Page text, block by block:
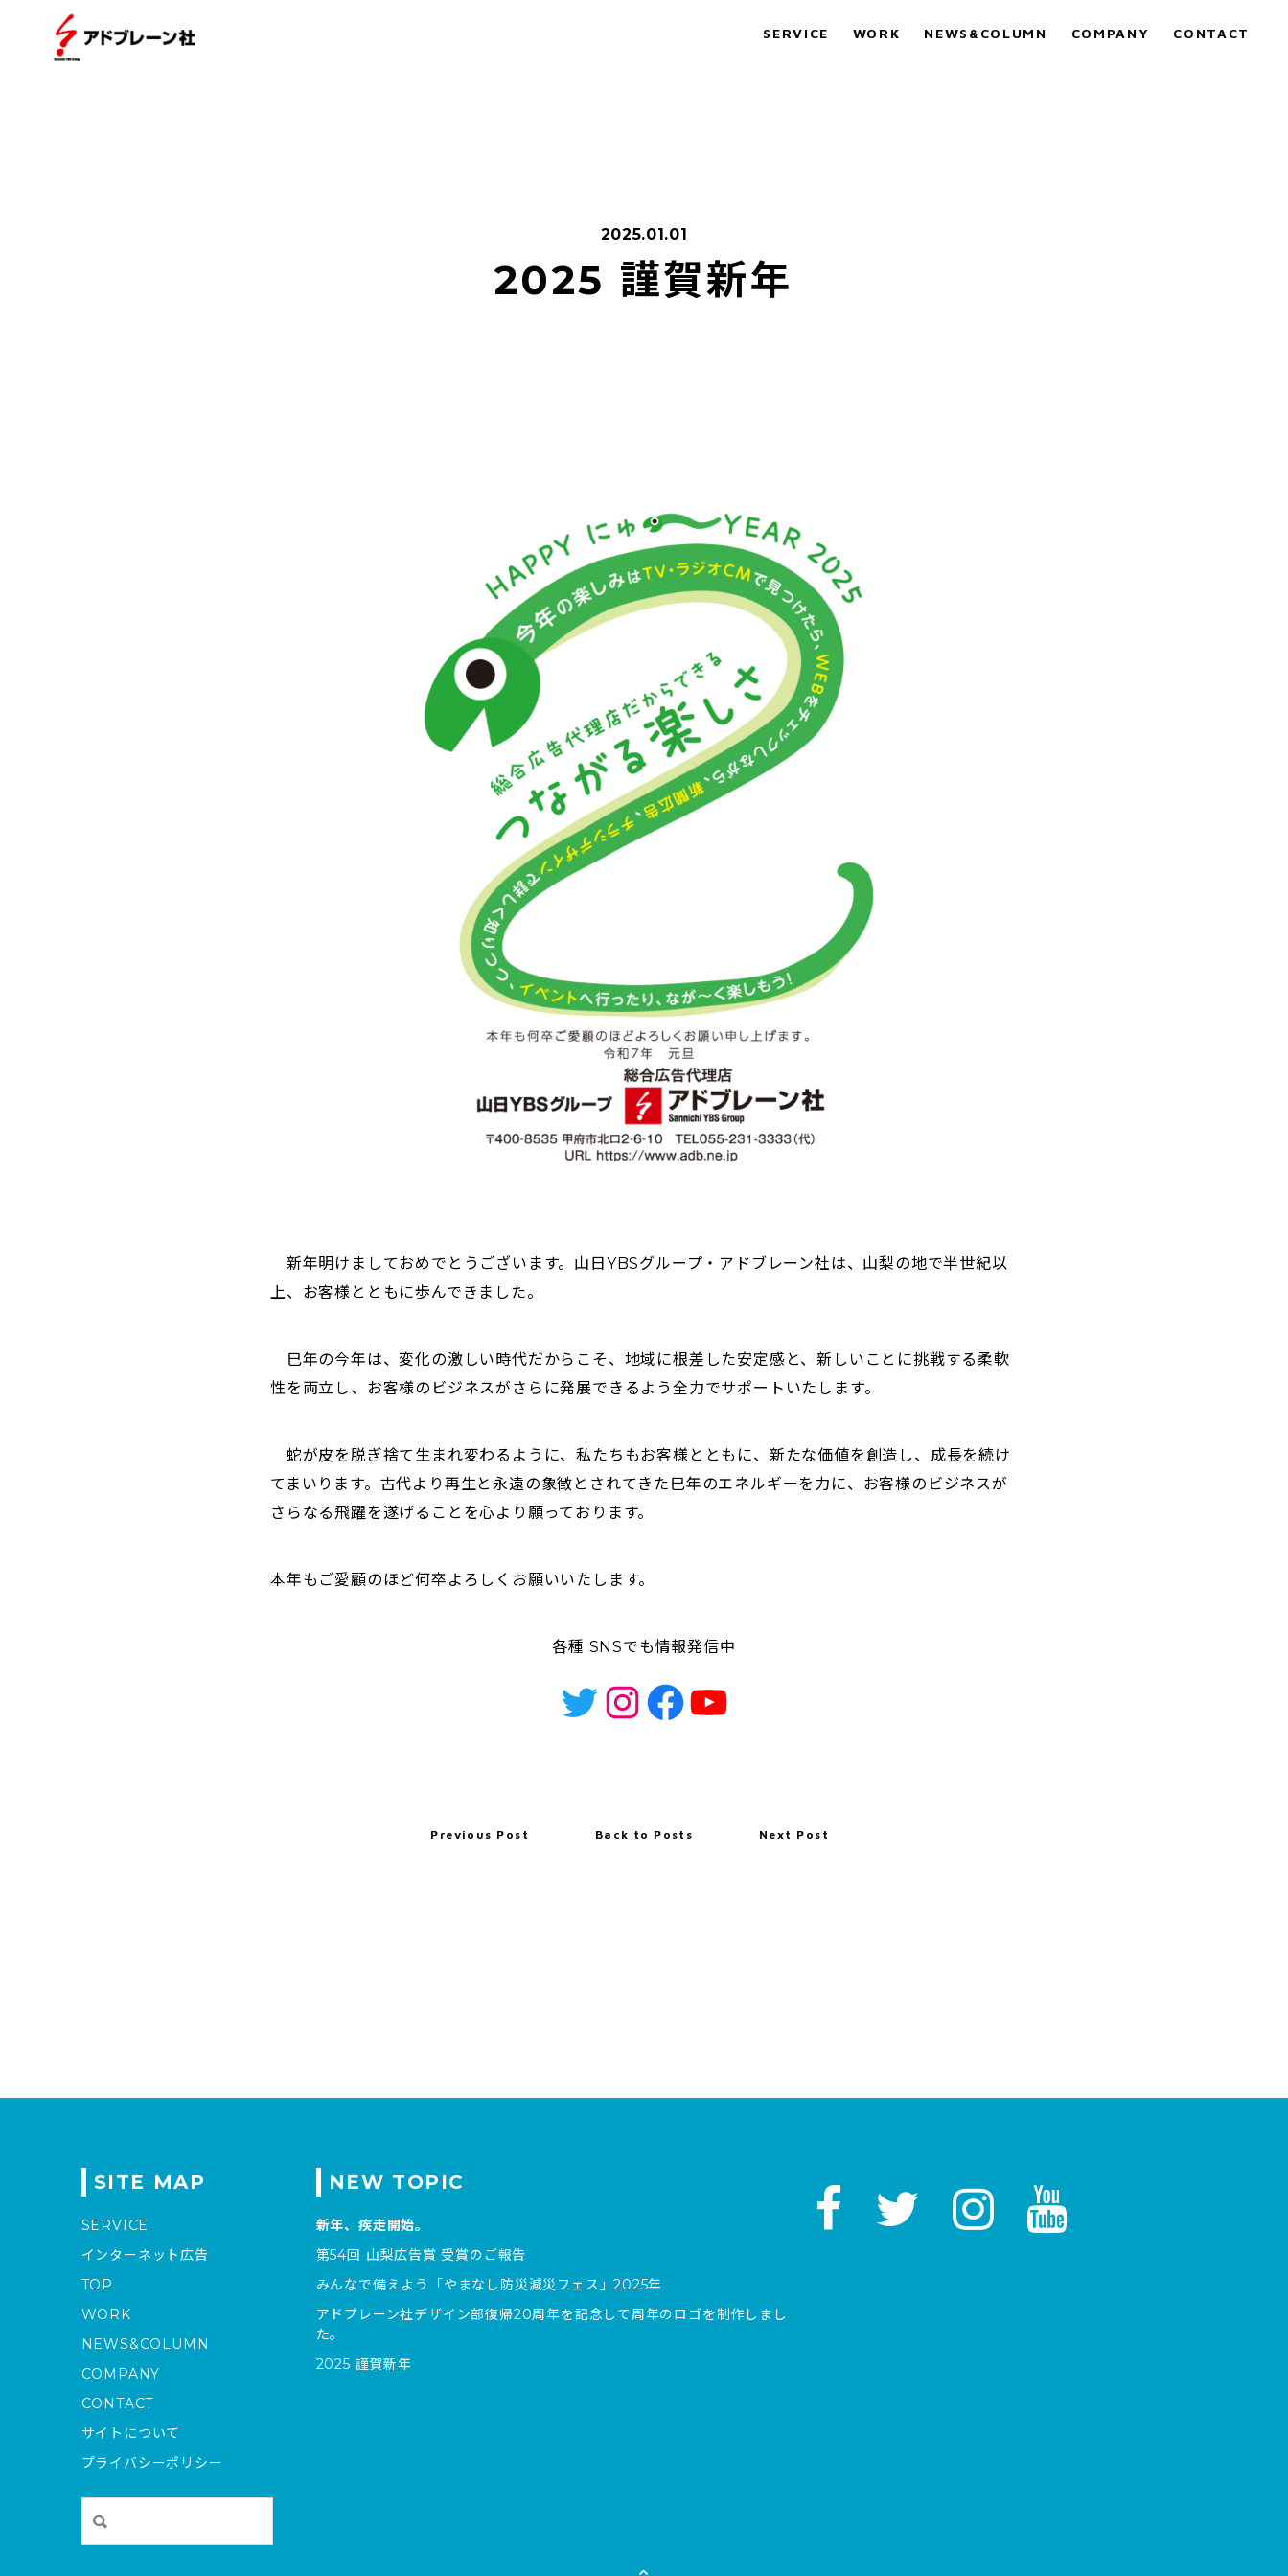
SERVICE WORK NEWS&COLUMN COMPANY CONTACT
2025.01.01
2025 謹賀新年
新年明けましておめでとうございます。山日YBSグループ・アドブレーン社は、山梨の地で半世紀以
上、お客様とともに歩んできました。
巳年の今年は、変化の激しい時代だからこそ、地域に根差した安定感と、新しいことに挑戦する柔軟
性を両立し、お客様のビジネスがさらに発展できるよう全力でサポートいたします。
蛇が皮を脱ぎ捨て生まれ変わるように、私たちもお客様とともに、新たな価値を創造し、成長を続け
てまいります。古代より再生と永遠の象徴とされてきた巳年のエネルギーを力に、お客様のビジネスが
さらなる飛躍を遂げることを心より願っております。
本年もご愛顧のほど何卒よろしくお願いいたします。
各種 SNSでも情報発信中
Twitter
Instagram
Facebook
YouTube
Previous Post Back to Posts Next Post
SITE MAP
SERVICE
インターネット広告
TOP
WORK
NEWS&COLUMN
COMPANY
CONTACT
サイトについて
プライバシーポリシー
NEW TOPIC
新年、疾走開始。
第54回 山梨広告賞 受賞のご報告
みんなで備えよう「やまなし防災減災フェス」2025年
アドブレーン社デザイン部復帰20周年を記念して周年のロゴを制作しまし
た。
2025 謹賀新年